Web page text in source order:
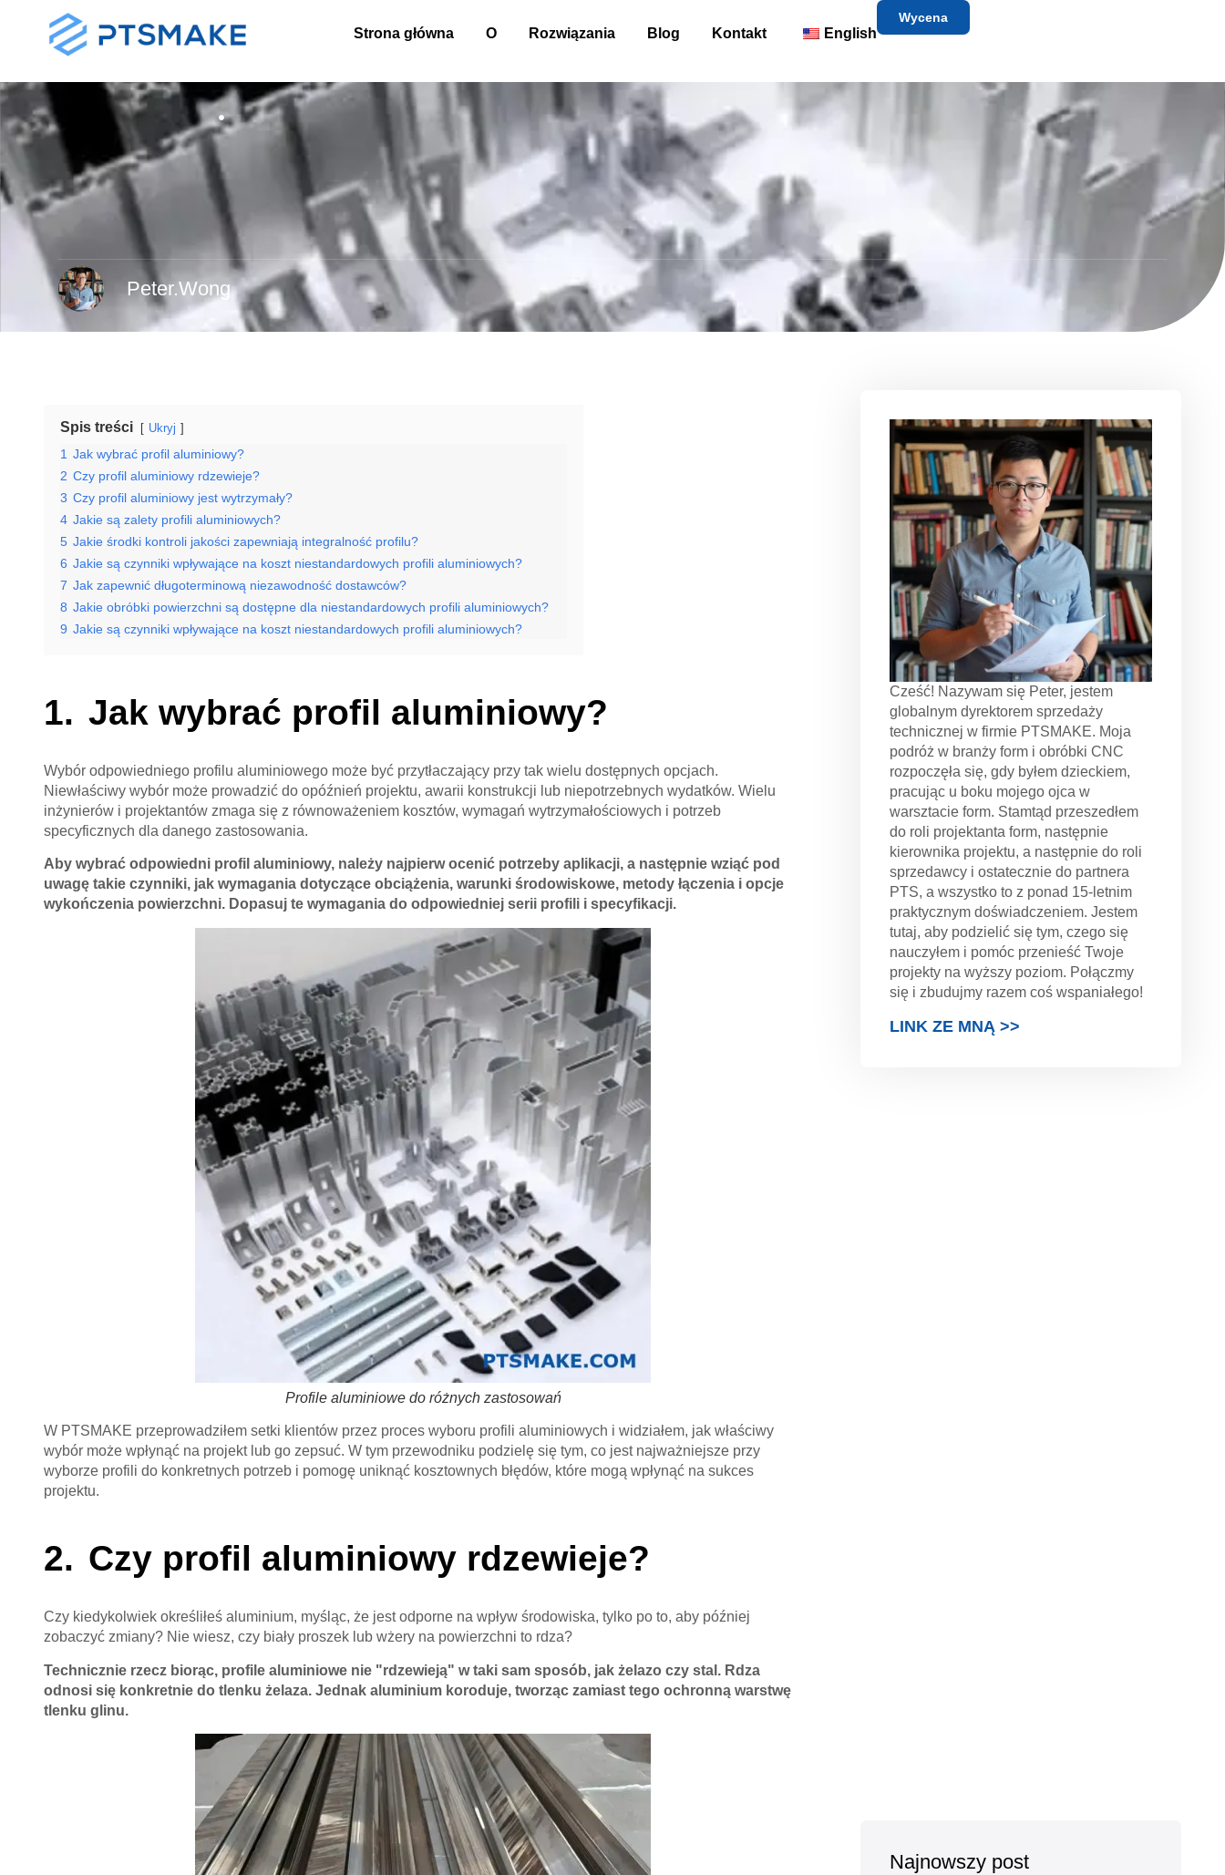
Strona główna O Rozwiązania Blog Kontakt English
Wycena
Peter.Wong
Spis treści Ukryj
1 Jak wybrać profil aluminiowy?
2 Czy profil aluminiowy rdzewieje?
3 Czy profil aluminiowy jest wytrzymały?
4 Jakie są zalety profili aluminiowych?
5 Jakie środki kontroli jakości zapewniają integralność profilu?
6 Jakie są czynniki wpływające na koszt niestandardowych profili aluminiowych?
7 Jak zapewnić długoterminową niezawodność dostawców?
8 Jakie obróbki powierzchni są dostępne dla niestandardowych profili aluminiowych?
9 Jakie są czynniki wpływające na koszt niestandardowych profili aluminiowych?
Jak wybrać profil aluminiowy?
Wybór odpowiedniego profilu aluminiowego może być przytłaczający przy tak wielu dostępnych opcjach.
Niewłaściwy wybór może prowadzić do opóźnień projektu, awarii konstrukcji lub niepotrzebnych wydatków. Wielu
inżynierów i projektantów zmaga się z równoważeniem kosztów, wymagań wytrzymałościowych i potrzeb
specyficznych dla danego zastosowania.
Aby wybrać odpowiedni profil aluminiowy, należy najpierw ocenić potrzeby aplikacji, a następnie wziąć pod
uwagę takie czynniki, jak wymagania dotyczące obciążenia, warunki środowiskowe, metody łączenia i opcje
wykończenia powierzchni. Dopasuj te wymagania do odpowiedniej serii profili i specyfikacji.
Profile aluminiowe do różnych zastosowań
W PTSMAKE przeprowadziłem setki klientów przez proces wyboru profili aluminiowych i widziałem, jak właściwy
wybór może wpłynąć na projekt lub go zepsuć. W tym przewodniku podzielę się tym, co jest najważniejsze przy
wyborze profili do konkretnych potrzeb i pomogę uniknąć kosztownych błędów, które mogą wpłynąć na sukces
projektu.
Czy profil aluminiowy rdzewieje?
Czy kiedykolwiek określiłeś aluminium, myśląc, że jest odporne na wpływ środowiska, tylko po to, aby później
zobaczyć zmiany? Nie wiesz, czy biały proszek lub wżery na powierzchni to rdza?
Technicznie rzecz biorąc, profile aluminiowe nie "rdzewieją" w taki sam sposób, jak żelazo czy stal. Rdza
odnosi się konkretnie do tlenku żelaza. Jednak aluminium koroduje, tworząc zamiast tego ochronną warstwę
tlenku glinu.
Cześć! Nazywam się Peter, jestem
globalnym dyrektorem sprzedaży
technicznej w firmie PTSMAKE. Moja
podróż w branży form i obróbki CNC
rozpoczęła się, gdy byłem dzieckiem,
pracując u boku mojego ojca w
warsztacie form. Stamtąd przeszedłem
do roli projektanta form, następnie
kierownika projektu, a następnie do roli
sprzedawcy i ostatecznie do partnera
PTS, a wszystko to z ponad 15-letnim
praktycznym doświadczeniem. Jestem
tutaj, aby podzielić się tym, czego się
nauczyłem i pomóc przenieść Twoje
projekty na wyższy poziom. Połączmy
się i zbudujmy razem coś wspaniałego!
LINK ZE MNĄ >>
Najnowszy post